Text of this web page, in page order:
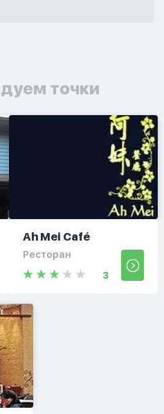
точки
Ah Mei Café
Ресторан
3